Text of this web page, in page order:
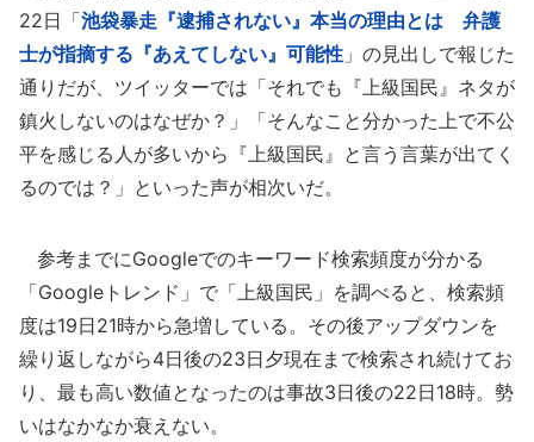
22日「池袋暴走『逮捕されない』本当の理由とは 弁護
士が指摘する『あえてしない』可能性 」の見出しで報じた
通りだが、ツイッターでは「それでも『上級国民』ネタが
鎮火しないのはなぜか？」「そんなこと分かった上で不公
平を感じる人が多いから『上級国民』と言う言葉が出てく
るのでは？」といった声が相次いだ。
参考までにGoogleでのキーワード検索頻度が分かる
「Googleトレンド」で「上級国民」を調べると、検索頻
度は19日21時から急増している。その後アップダウンを
繰り返しながら4日後の23日夕現在まで検索され続けてお
り、最も高い数値となったのは事故3日後の22日18時。勢
いはなかなか衰えない。